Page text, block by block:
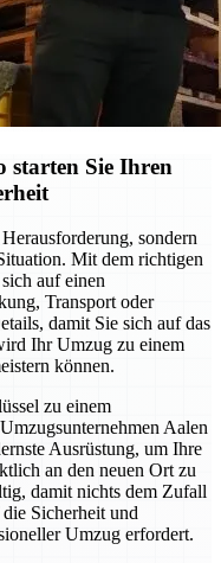
starten Sie Ihren
sondern
Mit dem richtigen
auf einen
Transport oder
damit Sie sich auf das
Ihr Umzug zu einem
können.
zu einem
Aalen
Ausrüstung, um Ihre
an den neuen Ort zu
damit nichts dem Zufall
Sicherheit und
Umzug erfordert.